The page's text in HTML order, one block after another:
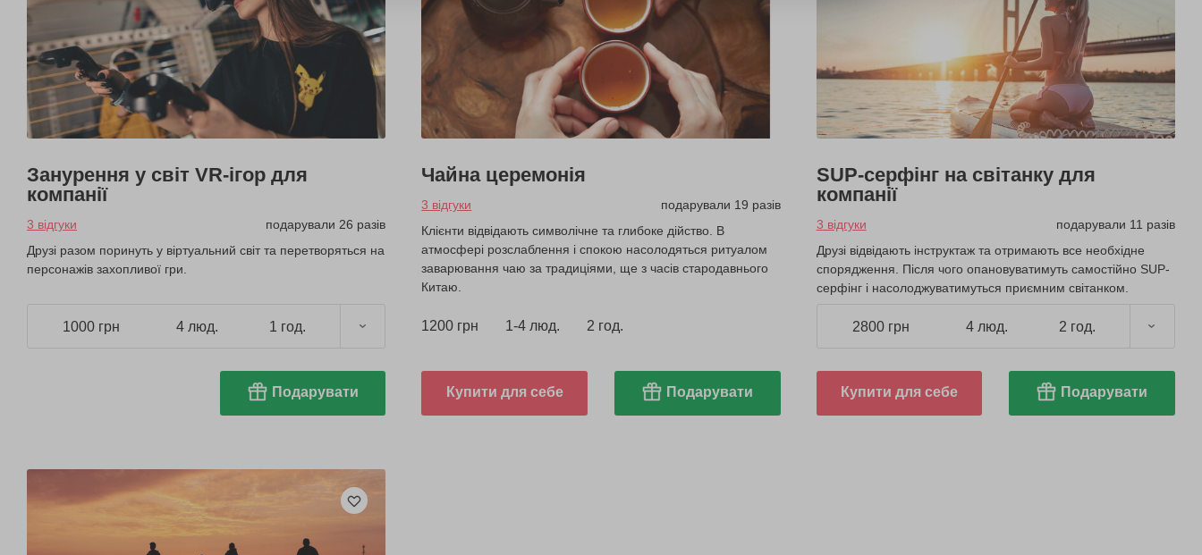
Занурення у світ VR-ігор для
компанії
3 відгуки
подарували 26 разів
Друзі разом поринуть у віртуальний світ та перетворяться на
персонажів захопливої гри.
1000 грн 4 люд. 1 год.
Подарувати
Чайна церемонія
3 відгуки
подарували 19 разів
Клієнти відвідають символічне та глибоке дійство. В
атмосфері розслаблення і спокою насолодяться ритуалом
заварювання чаю за традиціями, ще з часів стародавнього
Китаю.
1200 грн 1-4 люд. 2 год.
Купити для себе Подарувати
SUP-серфінг на світанку для
компанії
3 відгуки
подарували 11 разів
Друзі відвідають інструктаж та отримають все необхідне
спорядження. Після чого опановуватимуть самостійно SUP-
серфінг і насолоджуватимуться приємним світанком.
2800 грн 4 люд. 2 год.
Купити для себе Подарувати